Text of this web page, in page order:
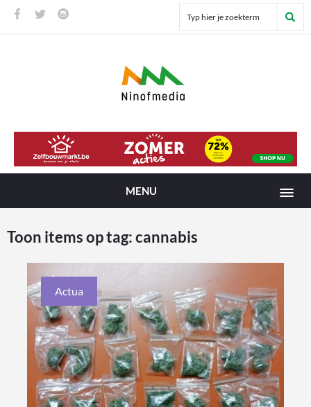
MENU
Toon items op tag:cannabis
Actua